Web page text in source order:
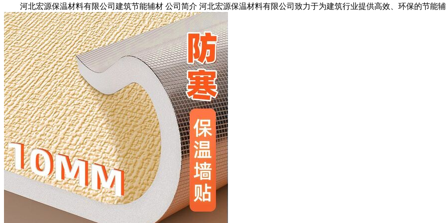
河北宏源保温材料有限公司建筑节能辅材 公司简介 河北宏源保温材料有限公司致力于为建筑行业提供高效、环保的节能